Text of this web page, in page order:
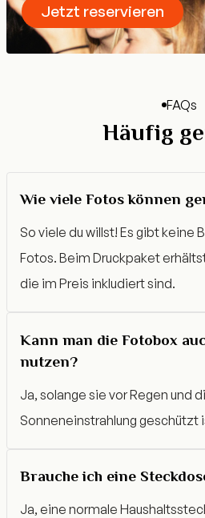
Jetzt reservieren
Reservieren
FAQs
Häufig
Wie viele Fotos können
So viele du willst! Es gibt keine
Fotos. Beim Druckpaket
die im Preis inkludiert sind.
Kann man die Fotobox
nutzen?
Ja, solange sie vor Regen und
Sonneneinstrahlung geschützt
Brauche ich eine
Ja, eine normale